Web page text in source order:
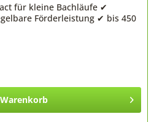
für kleine Bachläufe ✔
Förderleistung ✔ bis 450
Warenkorb